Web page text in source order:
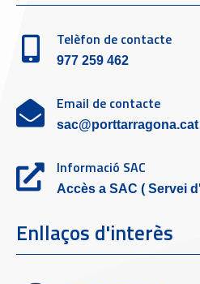
Telèfon de contacte
977 259 462
Email de contacte
sac@porttarragona.cat
Informació SAC
Accès a SAC ( Servei
Enllaços d'interès